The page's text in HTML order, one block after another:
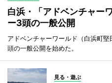
白浜・「アドベンチャー
ー3頭の一般公開
アドベンチャーワールド（白浜町
頭の一般公開を始めた。
見る・遊ぶ